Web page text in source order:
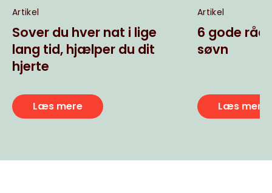
Artikel
Sover du hver nat i lige
lang tid, hjælper du dit
hjerte
Læs mere
Artikel
6 gode råd
søvn
Læs mere